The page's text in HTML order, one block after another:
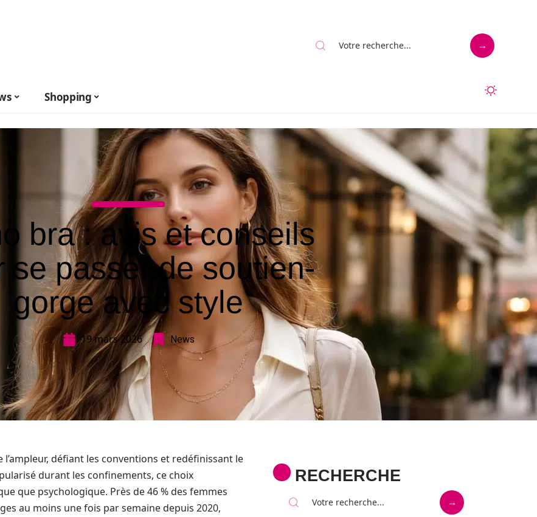
Shopping
bra : avis et conseils
se passer de soutien-
gorge avec style
19 mars 2026 News
défiant les conventions et redéfinissant le
durant les confinements, ce choix
que psychologique. Près de 46 % des femmes
au moins une fois par semaine depuis 2020,
RECHERCHE